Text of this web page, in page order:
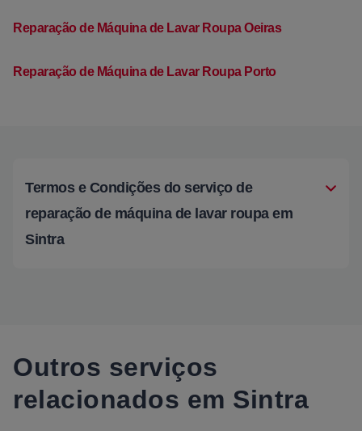
Reparação de Máquina de Lavar Roupa Oeiras
Reparação de Máquina de Lavar Roupa Porto
Termos e Condições do serviço de
reparação de máquina de lavar roupa em
Sintra
Outros serviços
relacionados em Sintra